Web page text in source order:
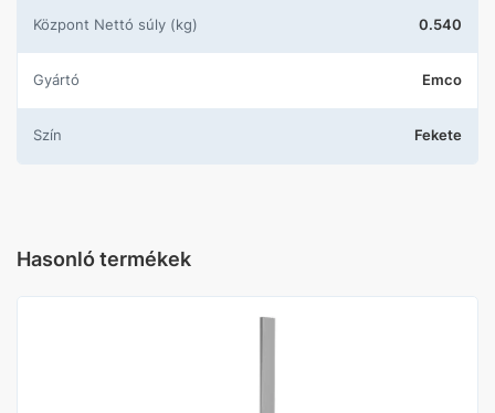
központ Nettó súly (kg) 0.540
Gyártó Emco
Szín Fekete
Hasonló termékek